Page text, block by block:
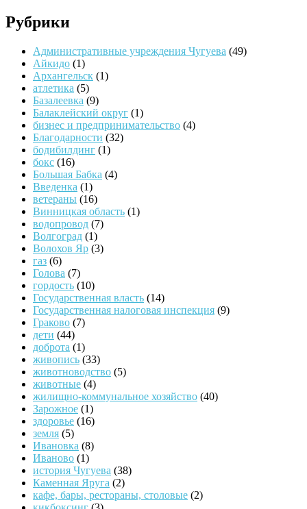
Рубрики
Административные учреждения Чугуева (49)
Айкидо (1)
Архангельск (1)
атлетика (5)
Базалеевка (9)
Балаклейский округ (1)
бизнес и предпринимательство (4)
Благодарности (32)
бодибилдинг (1)
бокс (16)
Большая Бабка (4)
Введенка (1)
ветераны (16)
Винницкая область (1)
водопровод (7)
Волгоград (1)
Волохов Яр (3)
газ (6)
Голова (7)
гордость (10)
Государственная власть (14)
Государственная налоговая инспекция (9)
Граково (7)
дети (44)
доброта (1)
живопись (33)
животноводство (5)
животные (4)
жилищно-коммунальное хозяйство (40)
Зарожное (1)
здоровье (16)
земля (5)
Ивановка (8)
Иваново (1)
история Чугуева (38)
Каменная Яруга (2)
кафе, бары, рестораны, столовые (2)